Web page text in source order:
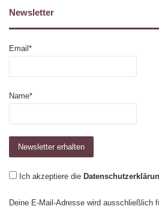
Newsletter
Email*
Name*
Ich akzeptiere die
Deine E-Mail-Adresse wird ausschließlich